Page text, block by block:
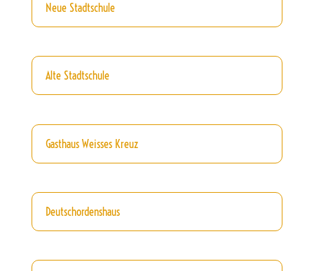
Neue Stadtschule
Alte Stadtschule
Gasthaus Weisses Kreuz
Deutschordenshaus